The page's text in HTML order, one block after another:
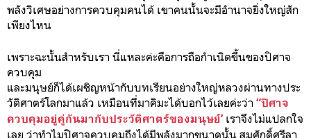
พลังวิเศษอย่างการควบคุมคนได้ เขาคนนั้นจะมีอำนาจยิ่งใหญ่สัก
เพียงไหน
เพราะฉะนั้นสำหรับเรา นี่แหละค่ะคือการถือกำเนิดขึ้นของปิศาจ
ควบคุม
และมนุษย์ก็ได้เผชิญหน้ากับบทเรียนอย่างใหญ่หลวงผ่านทางประ
วัติศาตร์โลกมาแล้ว เหมือนที่มาคิมะได้บอกไว้เลยค่ะว่า “ปิศาจ
ควบคุมอยู่คู่กันมากับประวัติศาตร์ของมนุษย์’เราจึงไม่แปลกใจ
เลย ว่าทำไมปิศาจควบคุมถึงได้มีพลังมากขนาดนั้น สมศักดิ์ศรีลา